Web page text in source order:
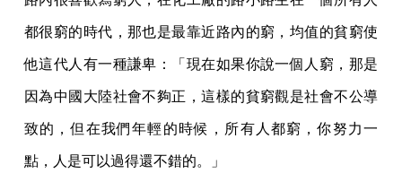
都很窮的時代，那也是最靠近路內的窮，均值的貧窮使
他這代人有一種謙卑：「現在如果你說一個人窮，那是
因為中國大陸社會不夠正，這樣的貧窮觀是社會不公導
致的，但在我們年輕的時候，所有人都窮，你努力一
點，人是可以過得還不錯的。」